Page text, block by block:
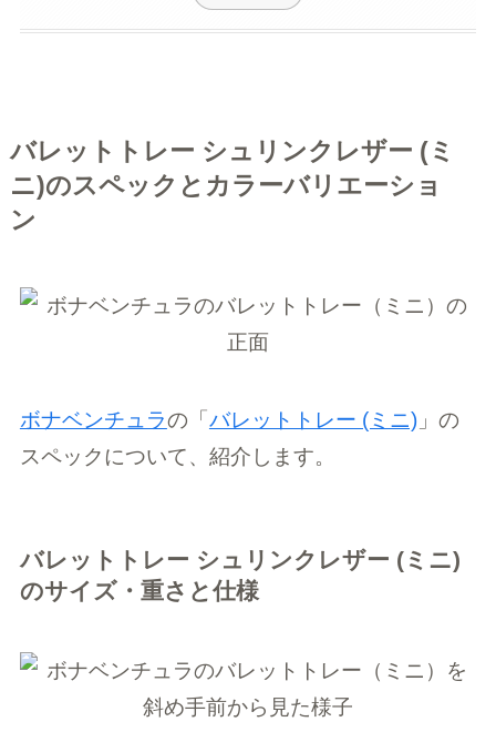
バレットトレー シュリンクレザー (ミ
ニ)のスペックとカラーバリエーショ
ン
ボナベンチュラの「 バレットトレー (ミニ)」の
スペックについて、紹介します。
バレットトレー シュリンクレザー (ミニ)
のサイズ・重さと仕様